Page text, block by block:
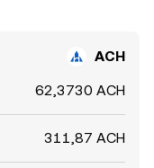
ACH
62,3730 ACH
311,87 ACH